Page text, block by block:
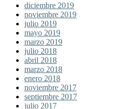
diciembre 2019
noviembre 2019
julio 2019
mayo 2019
marzo 2019
julio 2018
abril 2018
marzo 2018
enero 2018
noviembre 2017
septiembre 2017
julio 2017